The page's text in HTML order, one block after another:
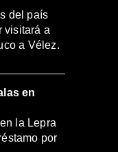
del país
visitará a
a Vélez.
en
la Lepra
por